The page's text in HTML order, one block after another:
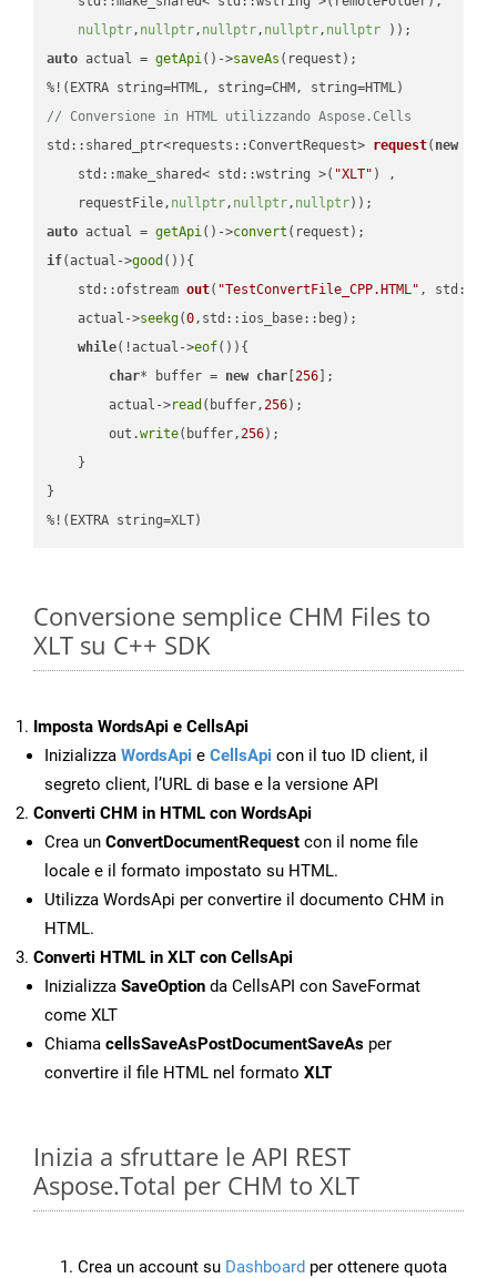
nullptr, nullptr, nullptr, nullptr, nullptr ))
auto actual = getApi()->saveAs (request);
// Conversione in HTML utilizzando Aspose.Cells
std::shared_ptr<requests::ConvertRequest> request( new
    std::make_shared< std::wstring >(
"XLT" ) ,
    requestFile,
nullptr, nullptr, nullptr))
auto actual = getApi()->convert
if(actual->good ()){
std::ofstream out( "TestConvertFile_CPP.HTML" ,
    actual->
seekg(0,std::ios_base::beg);
while(!actual->eof()){
char* buffer = new char [256 ];
        actual->
read (buffer,256);
        out.
write(buffer,256);
    }
}
%!(EXTRA string=XLT)
Conversione semplice CHM Files to
XLT su C++ SDK
Imposta WordsApi e CellsApi
Inizializza WordsApi e CellsApi con il tuo ID client, il
segreto client, l’URL di base e la versione API
Converti CHM in HTML con WordsApi
Crea un ConvertDocumentRequest con il nome file
locale e il formato impostato su HTML.
Utilizza WordsApi per convertire il documento CHM in
HTML.
Converti HTML in XLT con CellsApi
Inizializza SaveOption da CellsAPI con SaveFormat
come XLT
Chiama cellsSaveAsPostDocumentSaveAs per
convertire il file HTML nel formato XLT
Inizia a sfruttare le API REST
Aspose.Total per CHM to XLT
Crea un account su Dashboard per ottenere quota